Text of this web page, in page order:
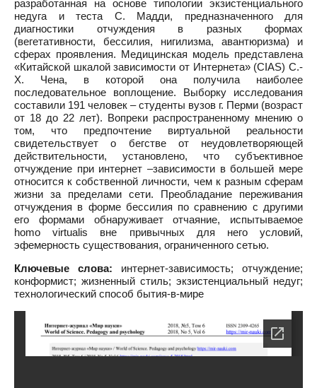
разработанная на основе типологии экзистенциального
недуга и теста С. Мадди, предназначенного для
диагностики отчуждения в разных формах
(вегетативности, бессилия, нигилизма, авантюризма) и
сферах проявления. Медицинская модель представлена
«Китайской шкалой зависимости от Интернета» (CIAS) С.-
Х. Чена, в которой она получила наиболее
последовательное воплощение. Выборку исследования
составили 191 человек – студенты вузов г. Перми (возраст
от 18 до 22 лет). Вопреки распространенному мнению о
том, что предпочтение виртуальной реальности
свидетельствует о бегстве от неудовлетворяющей
действительности, установлено, что субъективное
отчуждение при интернет –зависимости в большей мере
относится к собственной личности, чем к разным сферам
жизни за пределами сети. Преобладание переживания
отчуждения в форме бессилия по сравнению с другими
его формами обнаруживает отчаяние, испытываемое
homo virtualis вне привычных для него условий,
эфемерность существования, ограниченного сетью.
Ключевые слова: интернет-зависимость; отчуждение;
конформист; жизненный стиль; экзистенциальный недуг;
технологический способ бытия-в-мире